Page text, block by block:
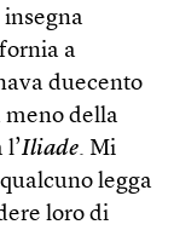
a
duecento
meno della
Iliade. Mi
legga
loro di